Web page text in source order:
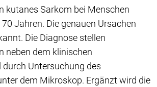
kutanes Sarkom bei Menschen
Jahren. Die genauen Ursachen
Die Diagnose stellen
neben dem klinischen
durch Untersuchung des
dem Mikroskop. Ergänzt wird die